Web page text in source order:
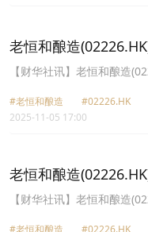
发新胜(00731.HK)涨幅
老恒和酿造
执行官
【财华社讯】老恒和酿造
事；及首席执行官，自2025
#老恒和酿造
#02226.HK
2025-11-05 17:00
老恒和酿造
【财华社讯】老恒和酿造
#老恒和酿造 #02226.HK